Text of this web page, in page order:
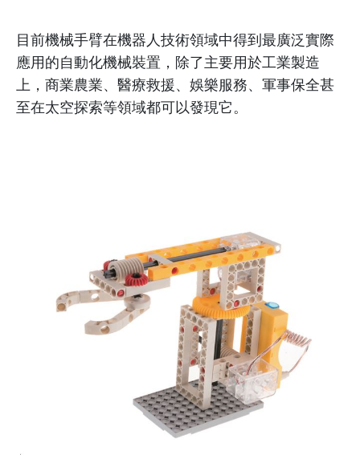
目前機械手臂在機器人技術領域中得到最廣泛實際
應用的自動化機械裝置，除了主要用於工業製造
上，商業農業、醫療救援、娛樂服務、軍事保全甚
至在太空探索等領域都可以發現它。